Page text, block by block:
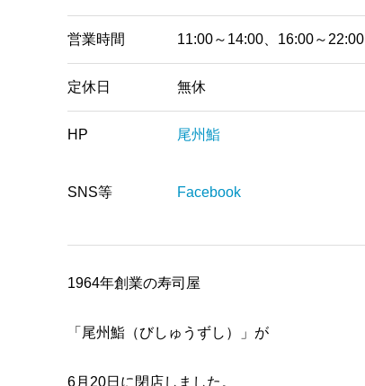
営業時間 11:00～14:00、16:00～22:00
定休日 無休
HP
SNS等
尾州鮨
Facebook
1964年創業の寿司屋
「尾州鮨（びしゅうずし）」が
6月20日に閉店しました。